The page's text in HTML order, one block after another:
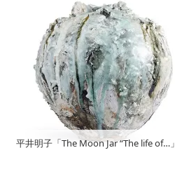
平井明子「The Moon Jar “The life of…」